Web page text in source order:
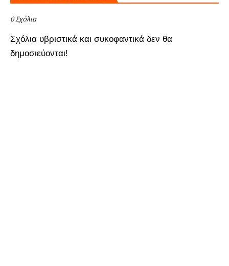
0 Σχόλια
Σχόλια υβριστικά και συκοφαντικά δεν θα
δημοσιεύονται!